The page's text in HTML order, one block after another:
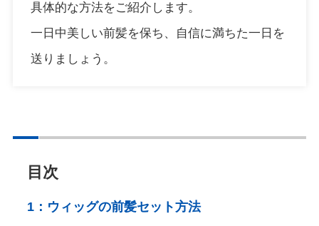
具体的な方法をご紹介します。
一日中美しい前髪を保ち、自信に満ちた一日を
送りましょう。
目次
1： ウィッグの前髪セット方法